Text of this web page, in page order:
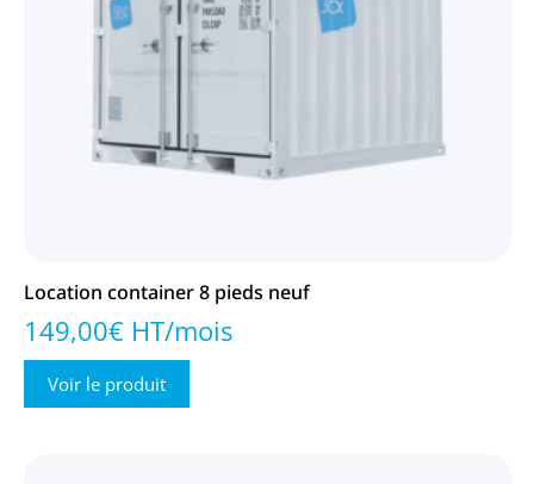
Location container 8 pieds neuf
149,00€ HT/mois
Voir le produit